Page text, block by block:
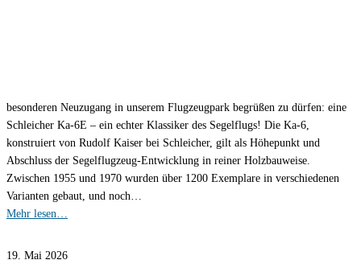
besonderen Neuzugang in unserem Flugzeugpark begrüßen zu dürfen: eine
Schleicher Ka-6E – ein echter Klassiker des Segelflugs! Die Ka-6,
konstruiert von Rudolf Kaiser bei Schleicher, gilt als Höhepunkt und
Abschluss der Segelflugzeug-Entwicklung in reiner Holzbauweise.
Zwischen 1955 und 1970 wurden über 1200 Exemplare in verschiedenen
Varianten gebaut, und noch…
Mehr lesen…
19. Mai 2026